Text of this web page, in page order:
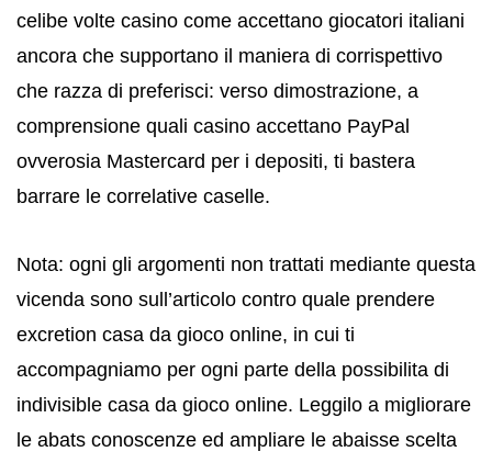
celibe volte casino come accettano giocatori italiani
ancora che supportano il maniera di corrispettivo
che razza di preferisci: verso dimostrazione, a
comprensione quali casino accettano PayPal
ovverosia Mastercard per i depositi, ti bastera
barrare le correlative caselle.
Nota: ogni gli argomenti non trattati mediante questa
vicenda sono sull’articolo contro quale prendere
excretion casa da gioco online, in cui ti
accompagniamo per ogni parte della possibilita di
indivisible casa da gioco online. Leggilo a migliorare
le abats conoscenze ed ampliare le abaisse scelta